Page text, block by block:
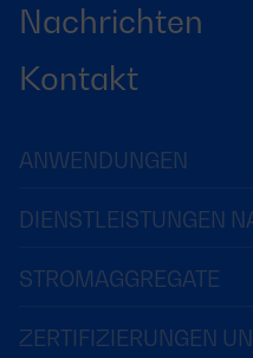
Nachrichten
Kontakt
ANWENDUNGEN
DIENSTLEISTUNGEN
STROMAGGREGATE
ZERTIFIZIERUNGEN